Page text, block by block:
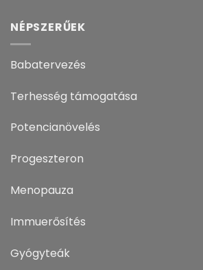
NÉPSZERŰEK
Babatervezés
Terhesség támogatása
Potencianövelés
Progeszteron
Menopauza
Immuerősítés
Gyógyteák